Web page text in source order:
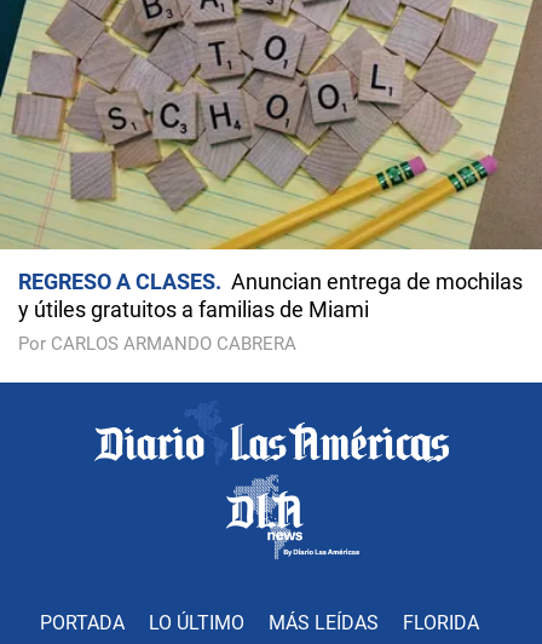
REGRESO A CLASES
Anuncian entrega de mochilas
y útiles gratuitos a familias de Miami
Por CARLOS ARMANDO CABRERA
PORTADA LO ÚLTIMO MÁS LEÍDAS FLORIDA